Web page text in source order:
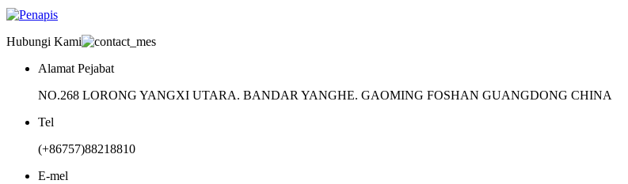
Hubungi Kami
Alamat Pejabat
NO.268 LORONG YANGXI UTARA. BANDAR YANGHE. GAOMING FOSHAN GUANGDONG CHINA
Tel
(+86757)88218810
E-mel